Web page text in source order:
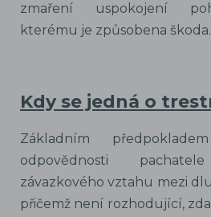
zmaření uspokojení
kterému je způsobena škoda.
Kdy se jedná o
Základním
odpovědnosti
závazkového vztahu mezi
přičemž není rozhodující,